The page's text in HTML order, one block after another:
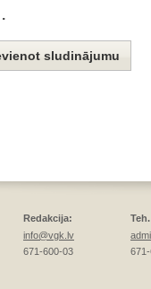
sludinājumu
Redakcija:
info@vgk.lv
671-600-03